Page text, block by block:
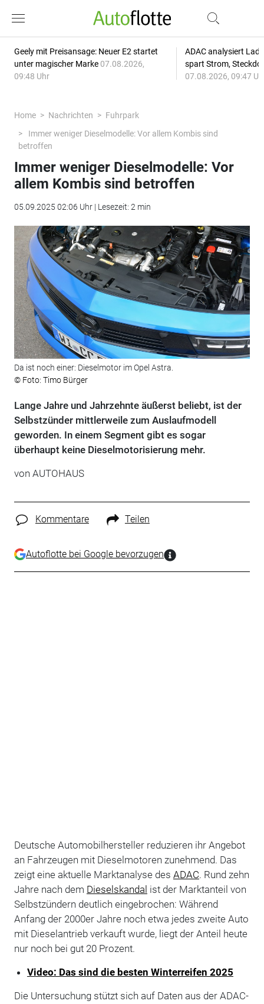
Geely mit Preisansage: Neuer E2 startet
unter magischer Marke 07.08.2026,
09:48 Uhr
ADAC analysiert
spart Strom,
07.08.2026, 09:47
Home Nachrichten
Fuhrpark
Immer weniger Dieselmodelle: Vor allem Kombis sind
betroffen
Immer weniger Dieselmodelle: Vor
allem Kombis sind betroffen
05.09.2025 02:06 Uhr | Lesezeit: 2 min
Da ist noch einer: Dieselmotor im Opel Astra.
© Foto: Timo Bürger
Lange Jahre und Jahrzehnte äußerst beliebt, ist der
Selbstzünder mittlerweile zum Auslaufmodell
geworden. In einem Segment gibt es sogar
überhaupt keine Dieselmotorisierung mehr.
von AUTOHAUS
Kommentare Teilen
Autoflotte bei Google bevorzugen
Deutsche Automobilhersteller reduzieren ihr Angebot
an Fahrzeugen mit Dieselmotoren zunehmend. Das
zeigt eine aktuelle Marktanalyse des ADAC. Rund zehn
Jahre nach dem Dieselskandal ist der Marktanteil von
Selbstzündern deutlich eingebrochen: Während
Anfang der 2000er Jahre noch etwa jedes zweite Auto
mit Dieselantrieb verkauft wurde, liegt der Anteil heute
nur noch bei gut 20 Prozent.
Video: Das sind die besten Winterreifen 2025
Die Untersuchung stützt sich auf Daten aus der ADAC-